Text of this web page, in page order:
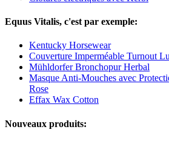
Equus Vitalis, c'est par exemple:
Kentucky Horsewear
Couverture Imperméable Turnout
Mühldorfer Bronchopur Herbal
Masque Anti-Mouches avec
Rose
Effax Wax Cotton
Nouveaux produits: